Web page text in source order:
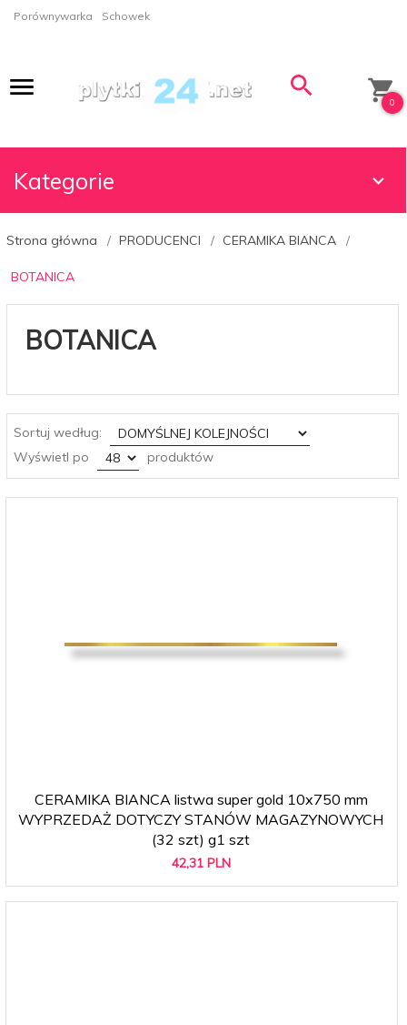
Porównywarka Schowek
0
Kategorie
Strona główna PRODUCENCI CERAMIKA BIANCA
BOTANICA
BOTANICA
Sortuj według:
sort
Wyświetl po
pop produktów
CERAMIKA BIANCA listwa super gold 10x750 mm
WYPRZEDAŻ DOTYCZY STANÓW MAGAZYNOWYCH
(32 szt) g1 szt
42,31 PLN